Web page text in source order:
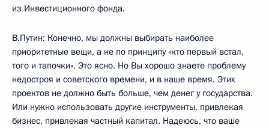
из Инвестиционного фонда.
В.Путин: Конечно, мы должны выбирать наиболее
приоритетные вещи, а не по принципу «кто первый встал,
того и тапочки». Это ясно. Но Вы хорошо знаете проблему
недостроя и советского времени, и в наше время. Этих
проектов не должно быть больше, чем денег у государства.
Или нужно использовать другие инструменты, привлекая
бизнес, привлекая частный капитал. Надеюсь, что ваше